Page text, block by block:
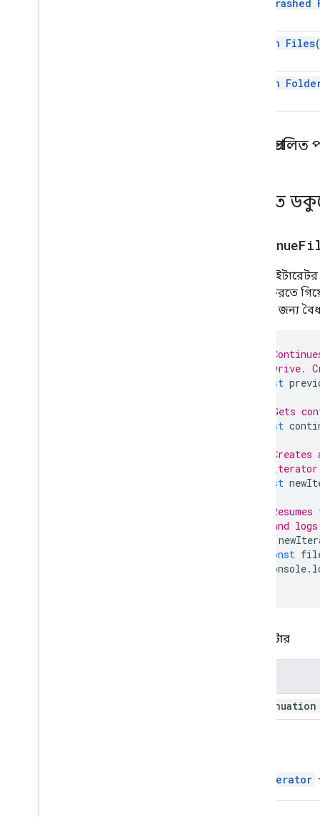
get Trashed
search Files(
search
অপ্রচলিত
বিস্তারিত
পূর্ববর্তী
প্রসেস করতে
সপ্তাহের জন্য
//
// Drive.
const
// Gets
const
//
//
const
//
// and
(
const
console.
প্যারামিটার
continuation
FileIterator